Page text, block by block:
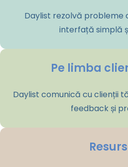
Daylist rezolvă
interfață simplă
Pe limba
Daylist comunică cu clienții
feedback și